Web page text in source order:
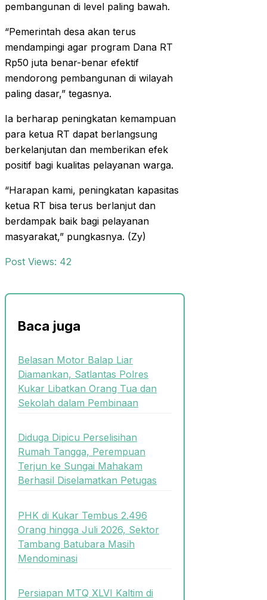
pembangunan di level paling bawah.
“Pemerintah desa akan terus
mendampingi agar program Dana RT
Rp50 juta benar-benar efektif
mendorong pembangunan di wilayah
paling dasar,” tegasnya.
Ia berharap peningkatan kemampuan
para ketua RT dapat berlangsung
berkelanjutan dan memberikan efek
positif bagi kualitas pelayanan warga.
“Harapan kami, peningkatan kapasitas
ketua RT bisa terus berlanjut dan
berdampak baik bagi pelayanan
masyarakat,” pungkasnya. (Zy)
Post Views: 42
Baca juga
Belasan Motor Balap Liar
Diamankan, Satlantas Polres
Kukar Libatkan Orang Tua dan
Sekolah dalam Pembinaan
Diduga Dipicu Perselisihan
Rumah Tangga, Perempuan
Terjun ke Sungai Mahakam
Berhasil Diselamatkan Petugas
PHK di Kukar Tembus 2.496
Orang hingga Juli 2026, Sektor
Tambang Batubara Masih
Mendominasi
Persiapan MTQ XLVI Kaltim di